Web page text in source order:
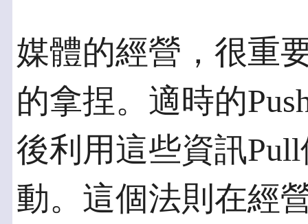
媒體的經營，很重
的拿捏。適時的
後利用這些資訊
動。這個法則在經